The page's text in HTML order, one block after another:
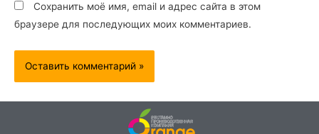
Сохранить моё имя, email и адрес сайта в этом
браузере для последующих моих комментариев.